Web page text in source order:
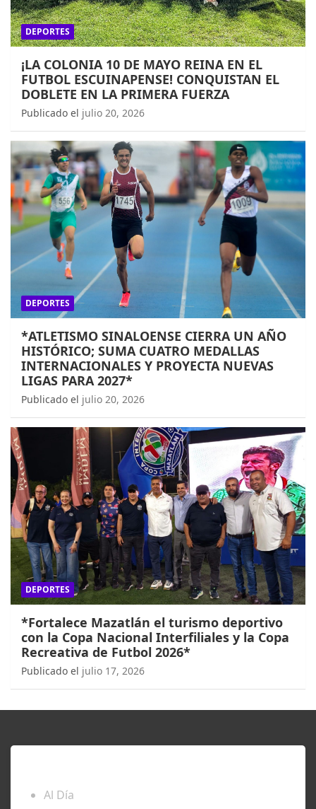
DEPORTES
¡LA COLONIA 10 DE MAYO REINA EN EL
FUTBOL ESCUINAPENSE! CONQUISTAN EL
DOBLETE EN LA PRIMERA FUERZA
Publicado el julio 20, 2026
DEPORTES
*ATLETISMO SINALOENSE CIERRA UN AÑO
HISTÓRICO; SUMA CUATRO MEDALLAS
INTERNACIONALES Y PROYECTA NUEVAS
LIGAS PARA 2027*
Publicado el julio 20, 2026
DEPORTES
*Fortalece Mazatlán el turismo deportivo
con la Copa Nacional Interfiliales y la Copa
Recreativa de Futbol 2026*
Publicado el julio 17, 2026
Al Día